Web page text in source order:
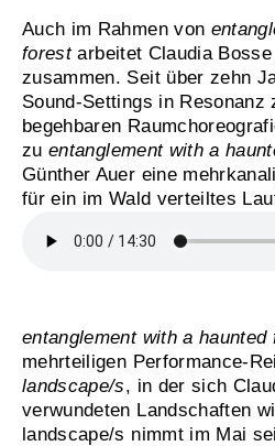
Auch im Rahmen von
forestarbeitet Claudia
zusammen. Seit über zehn
Sound-Settings in
begehbaren
zuentanglement with a
Günther Auer eine
für ein im Wald verteiltes
entanglement with a haunted
mehrteiligen Performance-
landscape/s, in der sich
verwundeten Landschaften
landscape/s nimmt im Mai